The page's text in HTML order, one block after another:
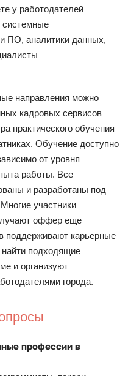
у работодателей
системные
ПО, аналитики данных,
направления можно
кадровых сервисов
практического обучения
Обучение доступно
от уровня
работы. Все
и разработаны под
участники
оффер еще
поддерживают карьерные
найти подходящие
и организуют
города.
профессии в